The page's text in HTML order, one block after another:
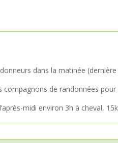
dans la matinée
de randonnées
midi environ 3h à cheval,